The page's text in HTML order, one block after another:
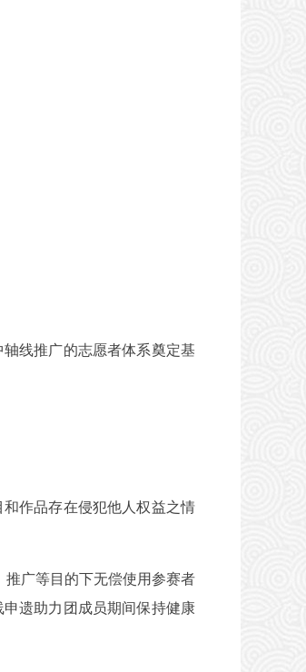
线推广的志愿者体系奠定基
作品存在侵犯他人权益之情
广等目的下无偿使用参赛者
遗助力团成员期间保持健康